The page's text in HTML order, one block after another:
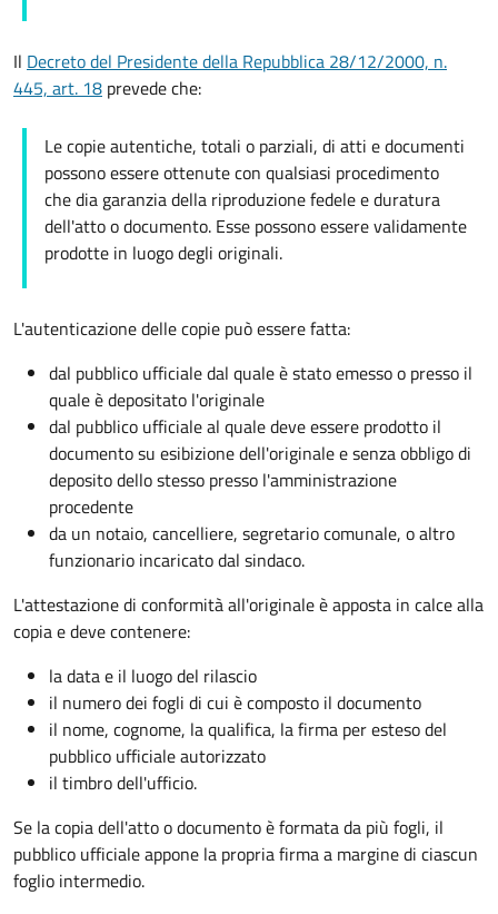
Il Decreto del Presidente della Repubblica 28/12/2000, n.
445, art. 18 prevede che:
Le copie autentiche, totali o parziali, di atti e documenti
possono essere ottenute con qualsiasi procedimento
che dia garanzia della riproduzione fedele e duratura
dell'atto o documento. Esse possono essere validamente
prodotte in luogo degli originali.
L'autenticazione delle copie può essere fatta:
dal pubblico ufficiale dal quale è stato emesso o presso il
quale è depositato l'originale
dal pubblico ufficiale al quale deve essere prodotto il
documento su esibizione dell'originale e senza obbligo di
deposito dello stesso presso l'amministrazione
procedente
da un notaio, cancelliere, segretario comunale, o altro
funzionario incaricato dal sindaco.
L'attestazione di conformità all'originale è apposta in calce alla
copia e deve contenere:
la data e il luogo del rilascio
il numero dei fogli di cui è composto il documento
il nome, cognome, la qualifica, la firma per esteso del
pubblico ufficiale autorizzato
il timbro dell'ufficio.
Se la copia dell'atto o documento è formata da più fogli, il
pubblico ufficiale appone la propria firma a margine di ciascun
foglio intermedio.